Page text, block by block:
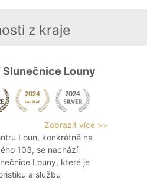
z kraje
Louny
Zobrazit více >>
Loun, konkrétně na
103, se nachází
Louny, které je
a službu